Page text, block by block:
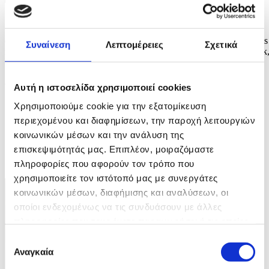
Συναίνεση Λεπτομέρειες Σχετικά
Αυτή η ιστοσελίδα χρησιμοποιεί cookies
Χρησιμοποιούμε cookie για την εξατομίκευση
περιεχομένου και διαφημίσεων, την παροχή λειτουργιών
κοινωνικών μέσων και την ανάλυση της
επισκεψιμότητάς μας. Επιπλέον, μοιραζόμαστε
πληροφορίες που αφορούν τον τρόπο που
χρησιμοποιείτε τον ιστότοπό μας με συνεργάτες
κοινωνικών μέσων, διαφήμισης και αναλύσεων, οι
οποίοι ενδεχομένως να τις συνδυάσουν με άλλες
των υπηρεσιών τους.
συγκατάθεσης
Αναγκαία
Φωτογραφία: OLGA FEDOROVA
epa12907075 Former film producer Harvey Weinstein appears for his
retrial on a rape charge at the Manhattan Criminal Court in New York,
New York, USA, 22 April 2026. EPA/OLGA FEDOROVA
4 / 4
ΦΩΤΟ